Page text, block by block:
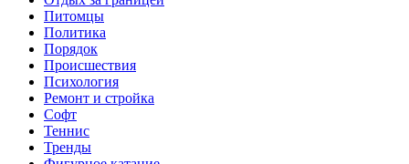
Питомцы
Политика
Порядок
Происшествия
Психология
Ремонт и стройка
Софт
Теннис
Тренды